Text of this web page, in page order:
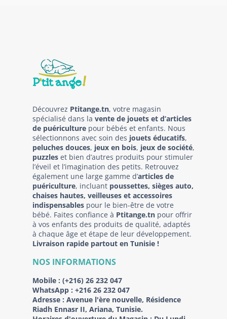
Découvrez Ptitange.tn, votre magasin
spécialisé dans la vente de jouets et d’articles
de puériculture pour bébés et enfants. Nous
sélectionnons avec soin des jouets éducatifs,
peluches douces, jeux en bois, jeux de société,
puzzles et bien d’autres produits pour stimuler
l’éveil et l’imagination des petits. Retrouvez
également une large gamme d’articles de
puériculture, incluant poussettes, sièges auto,
chaises hautes, veilleuses et accessoires
indispensables pour le bien-être de votre
bébé. Faites confiance à Ptitange.tn pour offrir
à vos enfants des produits de qualité, adaptés
à chaque âge et étape de leur développement.
Livraison rapide partout en Tunisie !
NOS INFORMATIONS
Mobile : (+216) 26 232 047
WhatsApp : +216 26 232 047
Adresse : Avenue l'ère nouvelle, Résidence
Riadh Ennasr II, Ariana, Tunisie.